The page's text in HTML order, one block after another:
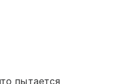
пытается